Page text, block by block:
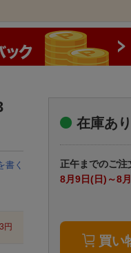
書く
円
在庫あり
正午までのご注
8月9日(日)～8
買い